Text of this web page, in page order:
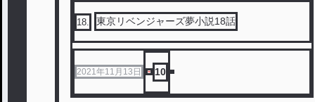
18 東京リベンジャーズ夢小説18話
2021年11月13日 10